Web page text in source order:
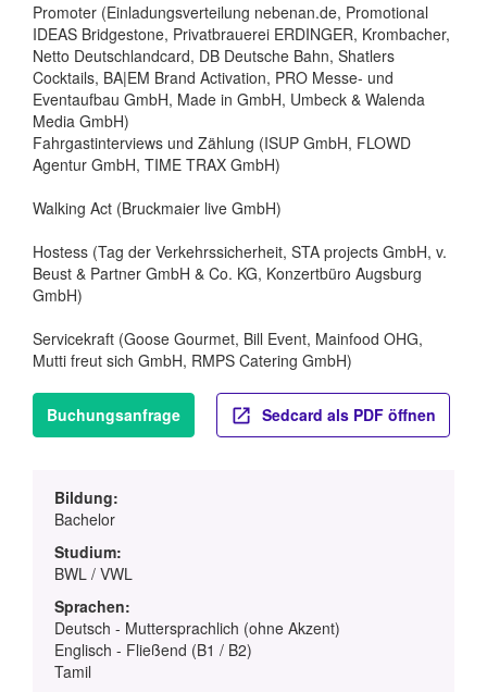
Promoter (Einladungsverteilung nebenan.de, Promotional
IDEAS Bridgestone, Privatbrauerei ERDINGER, Krombacher,
Netto Deutschlandcard, DB Deutsche Bahn, Shatlers
Cocktails, BA|EM Brand Activation, PRO Messe- und
Eventaufbau GmbH, Made in GmbH, Umbeck & Walenda
Media GmbH)
Fahrgastinterviews und Zählung (ISUP GmbH, FLOWD
Agentur GmbH, TIME TRAX GmbH)
Walking Act (Bruckmaier live GmbH)
Hostess (Tag der Verkehrssicherheit, STA projects GmbH, v.
Beust & Partner GmbH & Co. KG, Konzertbüro Augsburg
GmbH)
Servicekraft (Goose Gourmet, Bill Event, Mainfood OHG,
Mutti freut sich GmbH, RMPS Catering GmbH)
Buchungsanfrage Sedcard als PDF öffnen
Bildung:
Bachelor
Studium:
BWL / VWL
Sprachen:
Deutsch - Muttersprachlich (ohne Akzent)
Englisch - Fließend (B1 / B2)
Tamil